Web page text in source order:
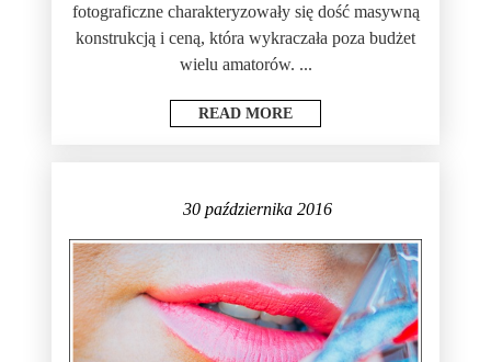
fotograficzne charakteryzowały się dość masywną
konstrukcją i ceną, która wykraczała poza budżet
wielu amatorów. ...
READ MORE
30 października 2016